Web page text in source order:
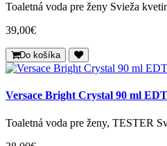
Toaletná voda pre ženy Svieža
39,00€
Do košíka
Versace Bright Crystal 90 ml
Toaletná voda pre ženy, TESTER